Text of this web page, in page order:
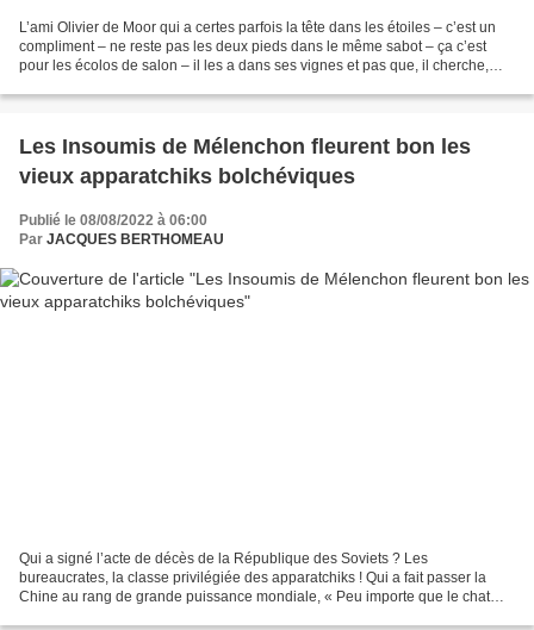
L’ami Olivier de Moor qui a certes parfois la tête dans les étoiles – c’est un
compliment – ne reste pas les deux pieds dans le même sabot – ça c’est
pour les écolos de salon – il les a dans ses vignes et pas que, il cherche,
Les Insoumis de Mélenchon fleurent bon les
vieux apparatchiks bolchéviques
Publié le 08/08/2022 à 06:00
Par JACQUES BERTHOMEAU
Qui a signé l’acte de décès de la République des Soviets ? Les
bureaucrates, la classe privilégiée des apparatchiks ! Qui a fait passer la
Chine au rang de grande puissance mondiale, « Peu importe que le chat